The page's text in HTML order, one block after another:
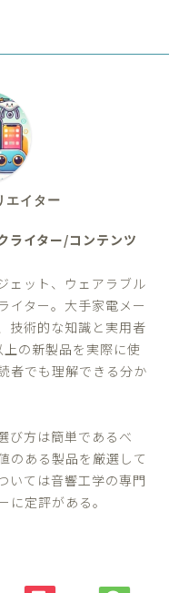
エイター
ライター/コンテンツ
ェット、ウェアラブル
イター。大手家電メー
技術的な知識と実用者
の新製品を実際に使
者でも理解できる分か
び方は簡単であるべ
のある製品を厳選して
いては音響工学の専門
に定評がある。